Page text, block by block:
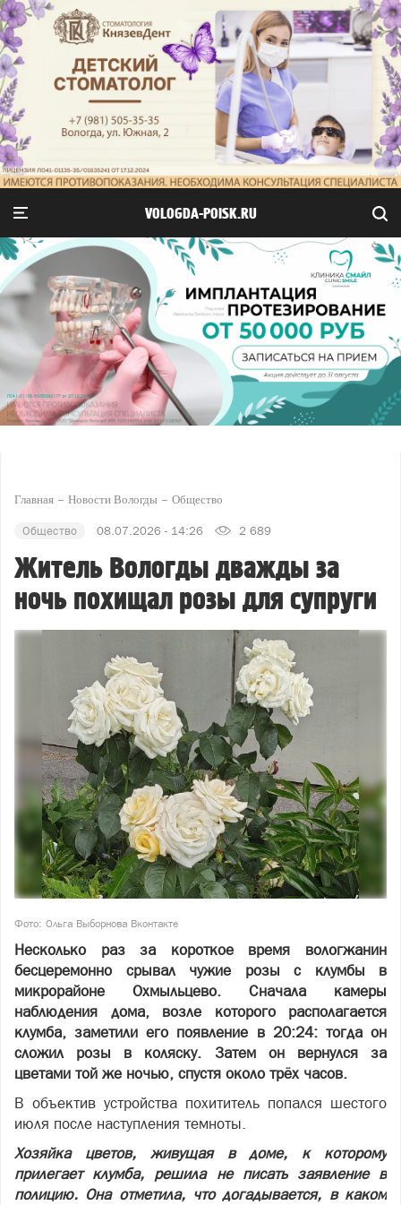
VOLOGDA-POISK.RU
Главная Новости Вологды Общество
Общество 08.07.2026 - 14:26 2 689
Житель Вологды дважды за
ночь похищал розы для супруги
Фото: Ольга Выборнова Вконтакте
Несколько раз за короткое время вологжанин
бесцеремонно срывал чужие розы с клумбы в
микрорайоне Охмыльцево. Сначала камеры
наблюдения дома, возле которого располагается
клумба, заметили его появление в 20:24: тогда он
сложил розы в коляску. Затем он вернулся за
цветами той же ночью, спустя около трёх часов.
В объектив устройства похититель попался шестого
июля после наступления темноты.
Хозяйка цветов, живущая в доме, к которому
прилегает клумба, решила не писать заявление в
полицию. Она отметила, что догадывается, в каком